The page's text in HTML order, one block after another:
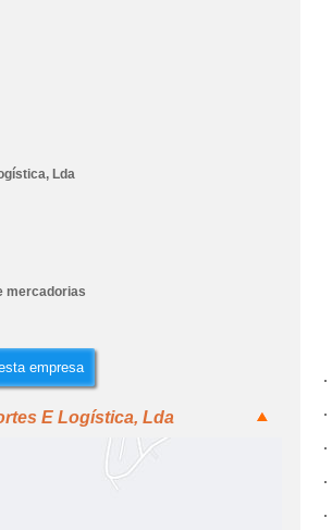
Lda
mercadorias
empresa
E Logística, Lda